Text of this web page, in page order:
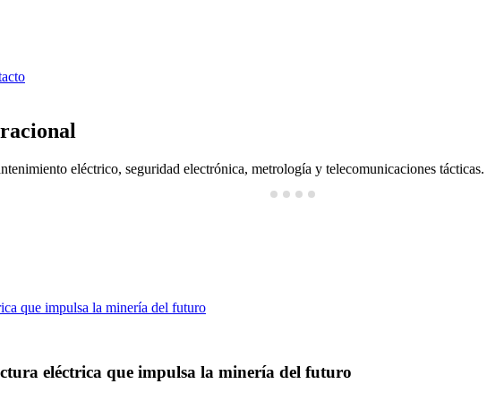
eléctrico, seguridad electrónica, metrología y telecomunicaciones tácticas.
eléctrica que impulsa la minería del futuro